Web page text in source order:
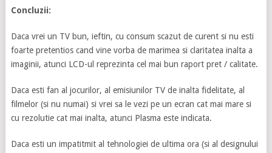
Concluzii:
Daca vrei un TV bun, ieftin, cu consum scazut de curent si nu esti
foarte pretentios cand vine vorba de marimea si claritatea inalta a
imaginii, atunci LCD-ul reprezinta cel mai bun raport pret / calitate.
Daca esti fan al jocurilor, al emisiunilor TV de inalta fidelitate, al
filmelor (si nu numai) si vrei sa le vezi pe un ecran cat mai mare si
cu rezolutie cat mai inalta, atunci Plasma este indicata.
Daca esti un impatitmit al tehnologiei de ultima ora (si al designului